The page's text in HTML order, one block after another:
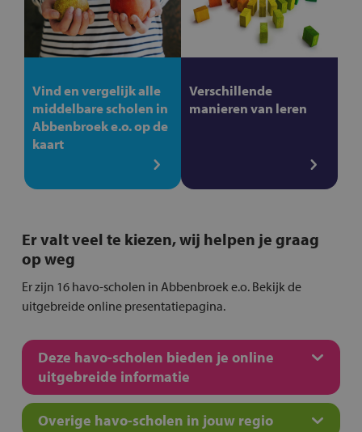
Vind en vergelijk alle
middelbare scholen in
Abbenbroek e.o. op de
kaart
Verschillende
manieren van leren
Er valt veel te kiezen, wij helpen je graag
op weg
Er zijn 16 havo-scholen in Abbenbroek e.o. Bekijk de
uitgebreide online presentatiepagina.
Deze havo-scholen bieden je online
uitgebreide informatie
Overige havo-scholen in jouw regio